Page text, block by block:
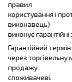
правил
користування і
виконавець)
виконує
Гарантійний
через
продажу
споживачеві.